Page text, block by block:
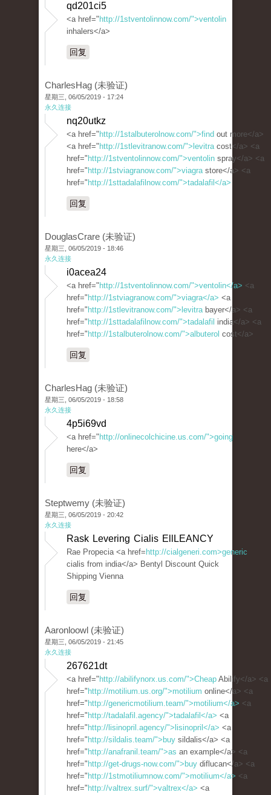
qd201ci5
<a href=" http://1stventolinnow.com/">ventolin
inhalers</a>
回复
CharlesHag (未验证)
星期三, 06/05/2019 - 17:24
永久连接
nq20utkz
<a href=" http://1stalbuterolnow.com/">find out more</a>
<a href=" http://1stlevitranow.com/">levitracost</a> <a
href=" http://1stventolinnow.com/">ventolin spray</a> <a
href=" http://1stviagranow.com/">viagrastore</a> <a
href=" http://1sttadalafilnow.com/">tadalafil</a>
回复
DouglasCrare (未验证)
星期三, 06/05/2019 - 18:46
永久连接
i0acea24
<a href=" http://1stventolinnow.com/">ventolin</a> <a
href=" http://1stviagranow.com/">viagra</a> <a
href=" http://1stlevitranow.com/">levitrabayer</a> <a
href=" http://1sttadalafilnow.com/">tadalafil india</a> <a
href=" http://1stalbuterolnow.com/">albuterol cost</a>
回复
CharlesHag (未验证)
星期三, 06/05/2019 - 18:58
永久连接
4p5i69vd
<a href=" http://onlinecolchicine.us.com/">going
here</a>
回复
Steptwemy (未验证)
星期三, 06/05/2019 - 20:42
永久连接
Rask Levering Cialis EllLEANCY
Rae Propecia <a href= http://cialgeneri.com>generic
cialis from india</a> Bentyl Discount Quick
Shipping Vienna
回复
Aaronloowl (未验证)
星期三, 06/05/2019 - 21:45
永久连接
267621dt
<a href=" http://abilifynorx.us.com/">Cheap Abilify</a> <a
href=" http://motilium.us.org/">motilium online</a> <a
href=" http://genericmotilium.team/">motilium</a> <a
href=" http://tadalafil.agency/">tadalafil</a> <a
href=" http://lisinopril.agency/">lisinopril</a> <a
href=" http://sildalis.team/">buy sildalis</a> <a
href=" http://anafranil.team/">as an example</a> <a
href=" http://get-drugs-now.com/">buy diflucan</a> <a
href=" http://1stmotiliumnow.com/">motilium</a> <a
href=" http://valtrex.surf/">valtrex</a> <a